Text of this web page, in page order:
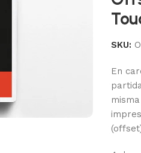
SKU:
En